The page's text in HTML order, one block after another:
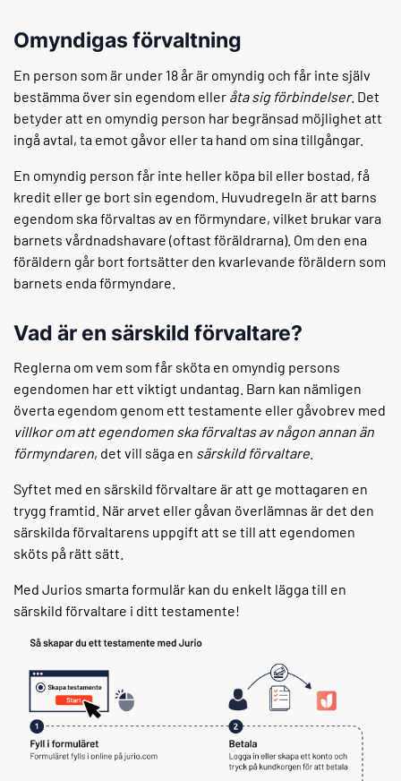
Omyndigas förvaltning
En person som är under 18 år är omyndig och får inte själv
bestämma över sin egendom eller åta sig förbindelser. Det
betyder att en omyndig person har begränsad möjlighet att
ingå avtal, ta emot gåvor eller ta hand om sina tillgångar.
En omyndig person får inte heller köpa bil eller bostad, få
kredit eller ge bort sin egendom. Huvudregeln är att barns
egendom ska förvaltas av en förmyndare, vilket brukar vara
barnets vårdnadshavare (oftast föräldrarna). Om den ena
föräldern går bort fortsätter den kvarlevande föräldern som
barnets enda förmyndare.
Vad är en särskild förvaltare?
Reglerna om vem som får sköta en omyndig persons
egendomen har ett viktigt undantag. Barn kan nämligen
överta egendom genom ett testamente eller gåvobrev med
villkor om att egendomen ska förvaltas av någon annan än
förmyndaren, det vill säga en särskild förvaltare
Syftet med en särskild förvaltare är att ge mottagaren en
trygg framtid. När arvet eller gåvan överlämnas är det den
särskilda förvaltarens uppgift att se till att egendomen
sköts på rätt sätt.
Med Jurios smarta formulär kan du enkelt lägga till en
särskild förvaltare i ditt testamente!